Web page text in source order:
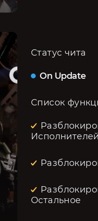
Статус чита
On Update
Список
Исполнителей
Остальное